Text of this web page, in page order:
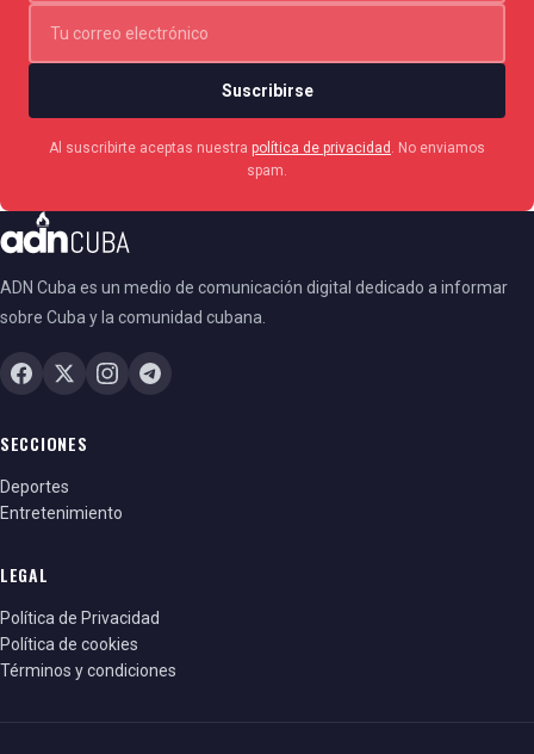
Suscribirse
Al suscribirte aceptas nuestra política de privacidad . No enviamos
spam.
ADN Cuba es un medio de comunicación digital dedicado a informar
sobre Cuba y la comunidad cubana.
SECCIONES
Deportes
Entretenimiento
LEGAL
Política de Privacidad
Política de cookies
Términos y condiciones